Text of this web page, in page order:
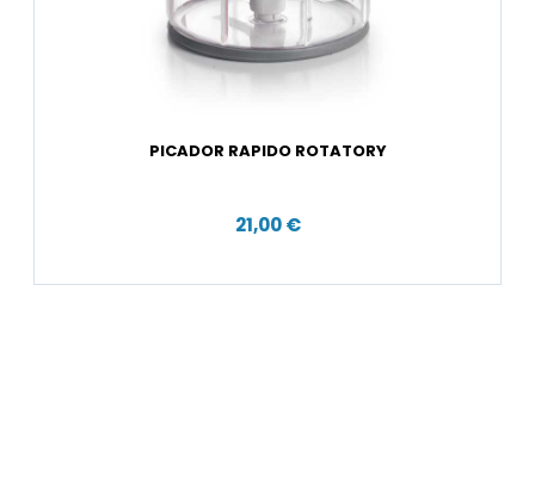
PICADOR RAPIDO ROTATORY
21,00 €